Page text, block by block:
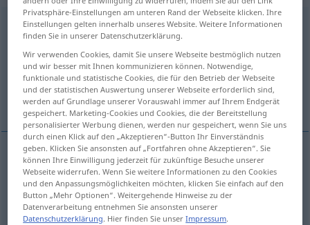
konsultieren [kɔnzʊlˈtiːrən]v/t <keinge-;h>
Übersicht aller Übersetzungen
(Für mehr Details die Übersetzung anklicken/antippen)
consult
Beispiele
jemanden konsultierenbefragen
toconsultsb, to ask(odseek) sb’sadvice
Privatsphäre-Einstellungen am unteren Rand der Webseite klicken. Ihre
Einstellungen gelten innerhalb unseres Website. Weitere Informationen
finden Sie in unserer Datenschutzerklärung.
Wir verwenden Cookies, damit Sie unsere Webseite bestmöglich nutzen
und wir besser mit Ihnen kommunizieren können. Notwendige,
funktionale und statistische Cookies, die für den Betrieb der Webseite
und der statistischen Auswertung unserer Webseite erforderlich sind,
werden auf Grundlage unserer Vorauswahl immer auf Ihrem Endgerät
gespeichert. Marketing-Cookies und Cookies, die der Bereitstellung
personalisierter Werbung dienen, werden nur gespeichert, wenn Sie uns
durch einen Klick auf den „Akzeptieren“-Button Ihr Einverständnis
geben. Klicken Sie ansonsten auf „Fortfahren ohne Akzeptieren“. Sie
können Ihre Einwilligung jederzeit für zukünftige Besuche unserer
Webseite widerrufen. Wenn Sie weitere Informationen zu den Cookies
und den Anpassungsmöglichkeiten möchten, klicken Sie einfach auf den
Button „Mehr Optionen“. Weitergehende Hinweise zu der
Datenverarbeitung entnehmen Sie ansonsten unserer
Datenschutzerklärung. Hier finden Sie unserImpressum.